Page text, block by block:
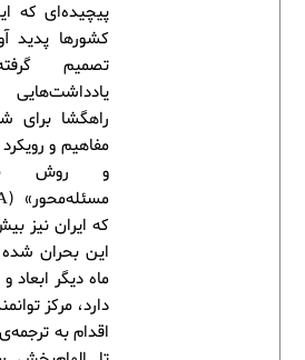
پیچیده‌ای که
کشورها پدید
تصمیم
راهگشا برای
مفاهیم و
و روش
که ایران نیز
این بحران
ماه دیگر ابعاد
دارد، مرکز
اقدام به